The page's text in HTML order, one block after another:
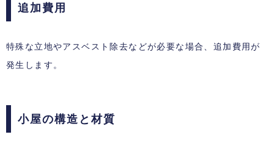
追加費用
特殊な立地やアスベスト除去などが必要な場合、追加費用が
発生します。
小屋の構造と材質